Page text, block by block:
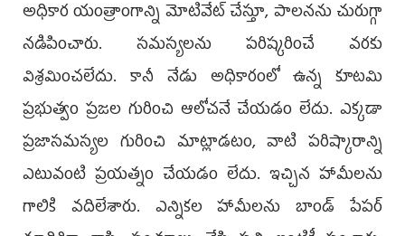
అధికార యంత్రాంగాన్ని మోటివేట్ చేస్తూ, పాలనను చురుగ్గా
నడిపించారు. సమస్యలను పరిష్కరించే వరకు
విశ్రమించలేదు. కానీ నేడు అధికారంలో ఉన్న కూటమి
ప్రభుత్వం ప్రజల గురించి ఆలోచనే చేయడం లేదు. ఎక్కడా
ప్రజాసమస్యల గురించి మాట్లాడటం, వాటి పరిష్కారాన్ని
ఎటువంటి ప్రయత్నం చేయడం లేదు. ఇచ్చిన హామీలను
గాలికి వదిలేశారు. ఎన్నికల హామీలను బాండ్ పేపర్‌